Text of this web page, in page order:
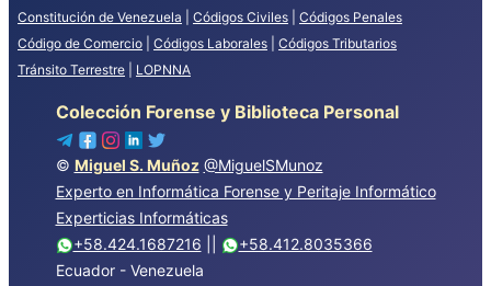
Constitución de Venezuela
Códigos Civiles
Códigos Penales
Código de Comercio
Códigos Laborales
Códigos Tributarios
Tránsito Terrestre
LOPNNA
Colección Forense y Biblioteca Personal
© Miguel S. Muñoz @MiguelSMunoz
Experto en Informática Forense y Peritaje Informático
Experticias Informáticas
+58.424.1687216
+58.412.8035366
Ecuador - Venezuela